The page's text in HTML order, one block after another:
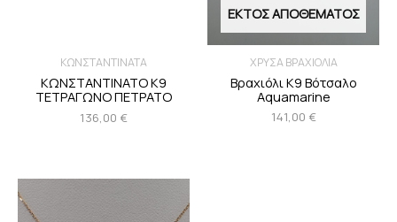
ΚΩΝΣΤΑΝΤΙΝΑΤΑ
ΚΩΝΣΤΑΝΤΙΝΑΤΟ Κ9
ΤΕΤΡΑΓΩΝΟ ΠΕΤΡΑΤΟ
136,00 €
ΕΚΤΌΣ ΑΠΟΘΈΜΑΤΟΣ
ΧΡΥΣΑ ΒΡΑΧΙΟΛΙΑ
Βραχιόλι Κ9 Βότσαλο
Aquamarine
141,00 €